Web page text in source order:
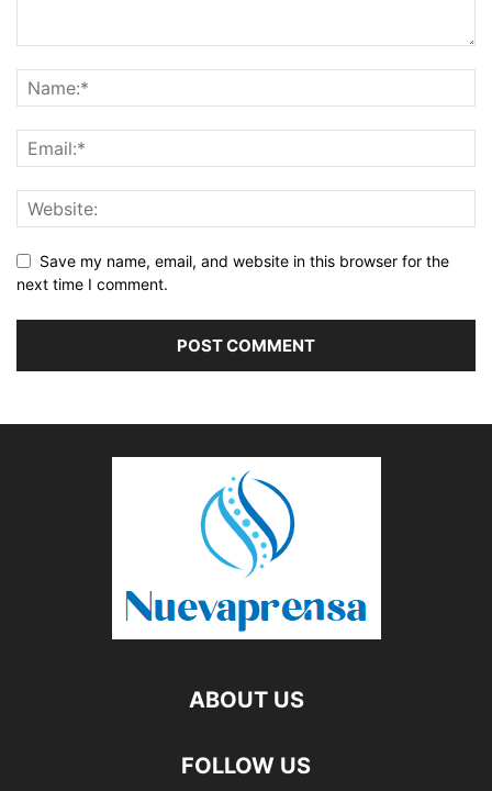
Save my name, email, and website in this browser for the
next time I comment.
ABOUT US
FOLLOW US